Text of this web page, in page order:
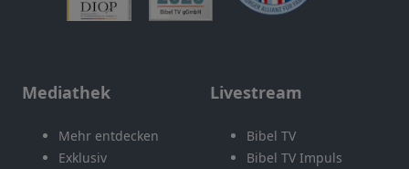
Mediathek
Mehr entdecken
Exklusiv
Livestream
Bibel TV
Bibel TV Impuls